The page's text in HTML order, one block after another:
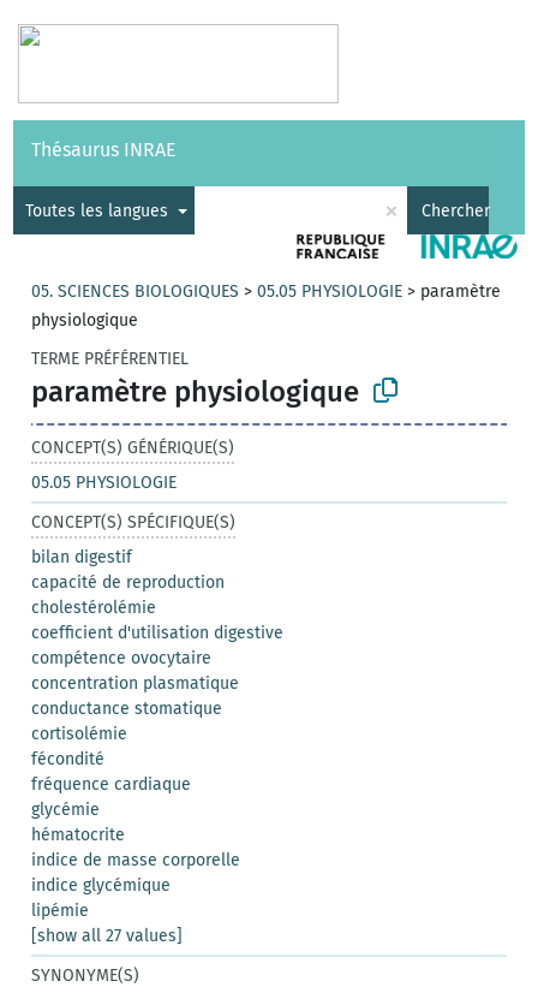
Vocabulaires API
Thésaurus INRAE
Toutes les langues × Chercher
05. SCIENCES BIOLOGIQUES >05.05 PHYSIOLOGIE > paramètre
physiologique
TERME PRÉFÉRENTIEL
paramètre physiologique
CONCEPT(S) GÉNÉRIQUE(S)
05.05 PHYSIOLOGIE
CONCEPT(S) SPÉCIFIQUE(S)
bilan digestif
capacité de reproduction
cholestérolémie
coefficient d'utilisation digestive
compétence ovocytaire
concentration plasmatique
conductance stomatique
cortisolémie
fécondité
fréquence cardiaque
glycémie
hématocrite
indice de masse corporelle
indice glycémique
lipémie
[show all 27 values]
SYNONYME(S)